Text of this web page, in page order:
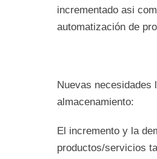
incrementado asi
automatización de
Nuevas necesidades
almacenamiento:
El incremento y la
productos/servicios